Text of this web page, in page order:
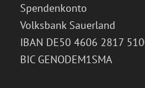
Spendenkonto
Volksbank Sauerland
IBAN DE50 4606 2817
BIC GENODEM1SMA